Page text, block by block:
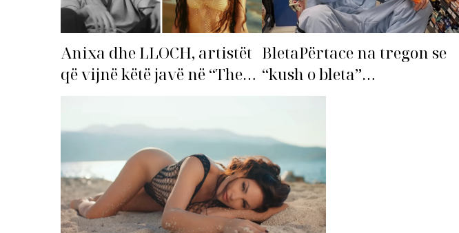
Anixa dhe LLOCH, artistët
që vijnë këtë javë në “The
BletaPërtace na tregon se
“kush o bleta”…